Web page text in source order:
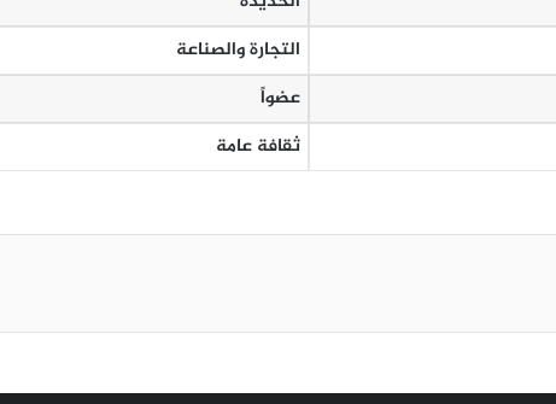
التجارة والصناعة
عضواً
ثقافة عامة